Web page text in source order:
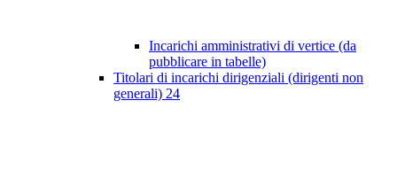
Incarichi amministrativi di vertice (da
pubblicare in tabelle)
Titolari di incarichi dirigenziali (dirigenti non
generali) 24